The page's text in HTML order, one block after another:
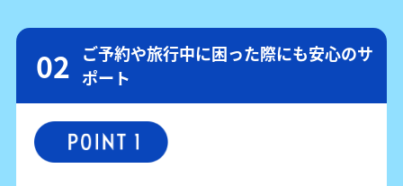
ご予約や旅行中に困った際にも安心のサ
ポート